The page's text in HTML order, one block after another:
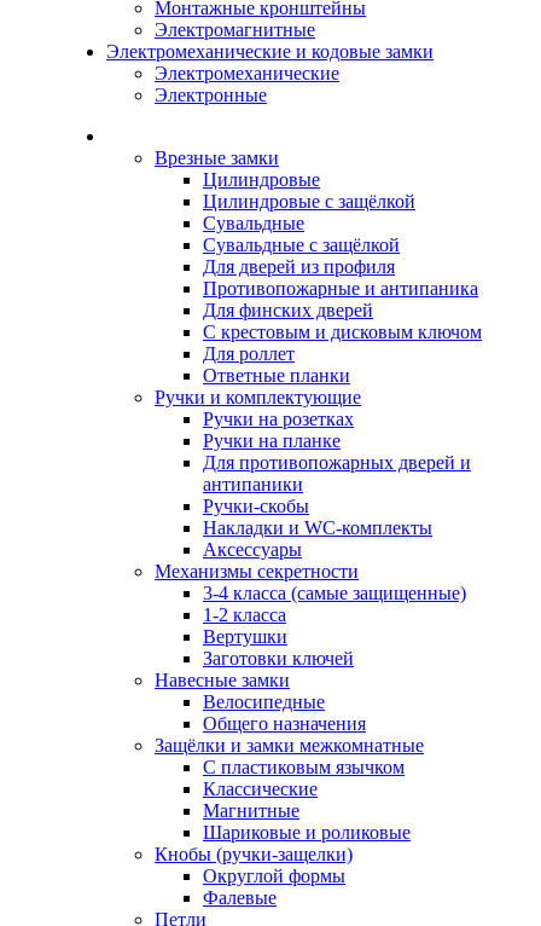
Монтажные кронштейны
Электромагнитные
Электромеханические и кодовые замки
Электромеханические
Электронные
Врезные замки
Цилиндровые
Цилиндровые с защёлкой
Сувальдные
Сувальдные с защёлкой
Для дверей из профиля
Противопожарные и антипаника
Для финских дверей
С крестовым и дисковым ключом
Для роллет
Ответные планки
Ручки и комплектующие
Ручки на розетках
Ручки на планке
Для противопожарных дверей и
антипаники
Ручки-скобы
Накладки и WC-комплекты
Аксессуары
Механизмы секретности
3-4 класса (самые защищенные)
1-2 класса
Вертушки
Заготовки ключей
Навесные замки
Велосипедные
Общего назначения
Защёлки и замки межкомнатные
С пластиковым язычком
Классические
Магнитные
Шариковые и роликовые
Кнобы (ручки-защелки)
Округлой формы
Фалевые
Петли